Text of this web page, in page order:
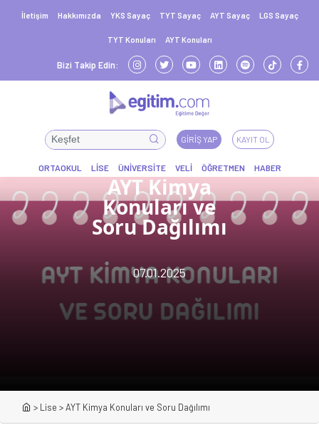
İletişim Hakkımızda YKS Sayaç TYT Sayaç AYT Sayaç LGS Sayaç
TYT Konuları AYT Konuları
Bizi Takip Edin:
GIRIŞ YAP KAYIT OL
AYT Kimya
Konuları ve
Soru Dağılımı
07.01.2025
> Lise >AYT Kimya Konuları ve Soru Dağılımı